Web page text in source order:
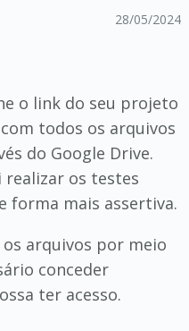
28/05/2024
o link do seu projeto
todos os arquivos
do Google Drive.
realizar os testes
forma mais assertiva.
arquivos por meio
conceder
ter acesso.